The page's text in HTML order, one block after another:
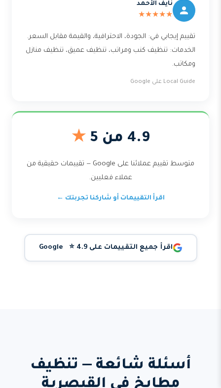
نايف الأحمد
★★★★★
تقييم إيجابي في: الجودة، الاحترافية، والقيمة مقابل السعر.
الخدمات: تنظيف كنب ومراتب، تنظيف عميق، تنظيف منازل
ومكاتب.
Local Guide على Google
4.9 من 5 ★
متوسط تقييم عملائنا على Google — تقييمات حقيقية من
عملاء فعليين.
اقرأ التقييمات أو شاركنا تجربتك ←
اقرأ جميع التقييمات على Google ⭐ 4.9
أسئلة شائعة — تنظيف
مطابخ في القيصرية